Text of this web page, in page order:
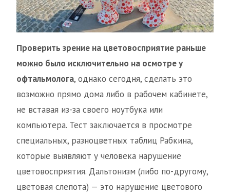
Проверить зрение на цветовосприятие раньше
можно было исключительно на осмотре у
офтальмолога, однако сегодня, сделать это
возможно прямо дома либо в рабочем кабинете,
не вставая из-за своего ноутбука или
компьютера. Тест заключается в просмотре
специальных, разноцветных таблиц Рабкина,
которые выявляют у человека нарушение
цветовосприятия. Дальтонизм (либо по-другому,
цветовая слепота) — это нарушение цветового